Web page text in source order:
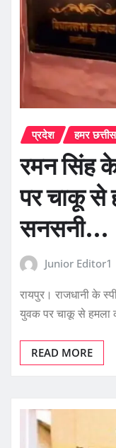
प्रदेश हमर
रमन सिंह
पर चाकू से
सनसनी…
Junior Editor1
रायपुर। राजधानी के
युवक पर चाकू से हमला
READ MORE